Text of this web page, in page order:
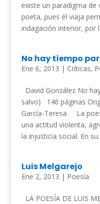
existe un paradigma de
poeta, pues él viaja
indagación interior, por
No hay tiempo
Ene 6, 2013 | Críticas,
David González No
salvo) 146 páginas
García-Teresa La
una actitud violenta,
la injusticia social. En
Luis Melgarejo
Ene 2, 2013 | Poesía
LA POESÍA DE LUIS